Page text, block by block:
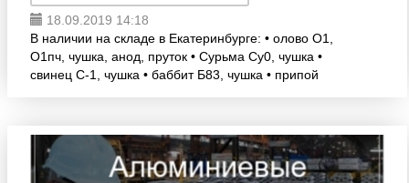
18.09.2019 14:18
В наличии на складе в Екатеринбурге: • олово О1,
О1пч, чушка, анод, пруток • Сурьма Су0, чушка •
свинец С-1, чушка • баббит Б83, чушка • припой